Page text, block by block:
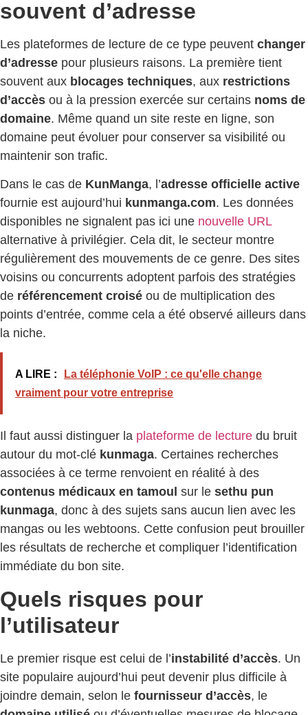
souvent d’adresse
Les plateformes de lecture de ce type peuvent changer
d’adresse pour plusieurs raisons. La première tient
souvent aux blocages techniques, aux restrictions
d’accès ou à la pression exercée sur certains noms de
domaine. Même quand un site reste en ligne, son
domaine peut évoluer pour conserver sa visibilité ou
maintenir son trafic.
Dans le cas de KunManga, l’adresse officielle active
fournie est aujourd’hui kunmanga.com. Les données
disponibles ne signalent pas ici une nouvelle URL
alternative à privilégier. Cela dit, le secteur montre
régulièrement des mouvements de ce genre. Des sites
voisins ou concurrents adoptent parfois des stratégies
de référencement croisé ou de multiplication des
points d’entrée, comme cela a été observé ailleurs dans
la niche.
A LIRE :
La téléphonie VoIP : ce qu'elle change
vraiment pour votre entreprise
Il faut aussi distinguer la plateforme de lecture du bruit
autour du mot-clé kunmaga. Certaines recherches
associées à ce terme renvoient en réalité à des
contenus médicaux en tamoul sur le sethu pun
kunmaga, donc à des sujets sans aucun lien avec les
mangas ou les webtoons. Cette confusion peut brouiller
les résultats de recherche et compliquer l’identification
immédiate du bon site.
Quels risques pour
l’utilisateur
Le premier risque est celui de l’instabilité d’accès. Un
site populaire aujourd’hui peut devenir plus difficile à
joindre demain, selon le fournisseur d’accès, le